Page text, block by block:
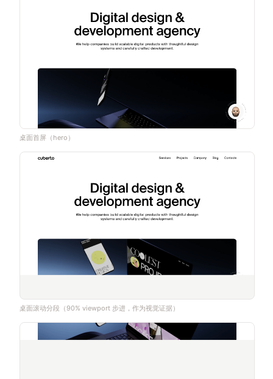
桌面首屏（hero）
桌面滚动分段（90% viewport 步进，作为视觉证据）